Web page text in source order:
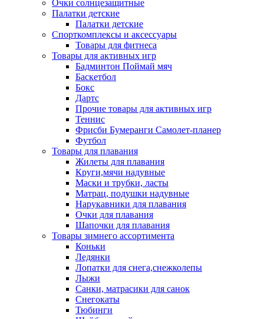
Очки солнцезащитные
Палатки детские
Палатки детские
Спорткомплексы и аксессуары
Товары для фитнеса
Товары для активных игр
Бадминтон Поймай мяч
Баскетбол
Бокс
Дартс
Прочие товары для активных игр
Теннис
Фрисби Бумеранги Самолет-планер
Футбол
Товары для плавания
Жилеты для плавания
Круги,мячи надувные
Маски и трубки, ласты
Матрац, подушки надувные
Нарукавники для плавания
Очки для плавания
Шапочки для плавания
Товары зимнего ассортимента
Коньки
Ледянки
Лопатки для снега,снежколепы
Лыжи
Санки, матрасики для санок
Снегокаты
Тюбинги